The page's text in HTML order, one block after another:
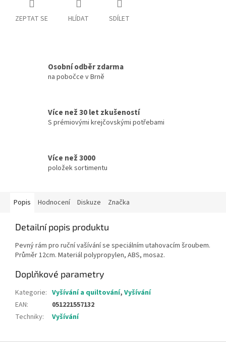
ZEPTAT SE HLÍDAT SDÍLET
Osobní odběr zdarma
na pobočce v Brně
Více než 30 let zkušeností
S prémiovými krejčovskými potřebami
Více než 3000
položek sortimentu
Popis Hodnocení Diskuze Značka
Detailní popis produktu
Pevný rám pro ruční vašívání se speciálním utahovacím šroubem.
Průměr 12cm. Materiál polypropylen, ABS, mosaz.
Doplňkové parametry
Kategorie: Vyšívání a quiltování, Vyšívání
EAN:
051221557132
Techniky: Vyšívání